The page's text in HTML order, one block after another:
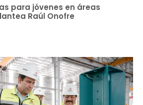
para jóvenes en áreas
Raúl Onofre